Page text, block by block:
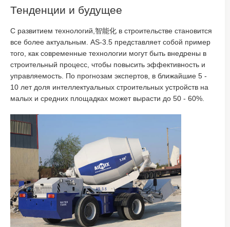
Тенденции и будущее
С развитием технологий,智能化 в строительстве становится
все более актуальным. AS-3.5 представляет собой пример
того, как современные технологии могут быть внедрены в
строительный процесс, чтобы повысить эффективность и
управляемость. По прогнозам экспертов, в ближайшие 5 -
10 лет доля интеллектуальных строительных устройств на
малых и средних площадках может вырасти до 50 - 60%.